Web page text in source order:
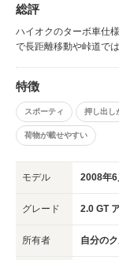
総評
ハイオクのターボ車仕
で長距離移動や峠道で
特徴
スポーティ 押し出し
荷物が載せやすい
モデル 2008年6
グレード 2.0 GT
所有者 自分の